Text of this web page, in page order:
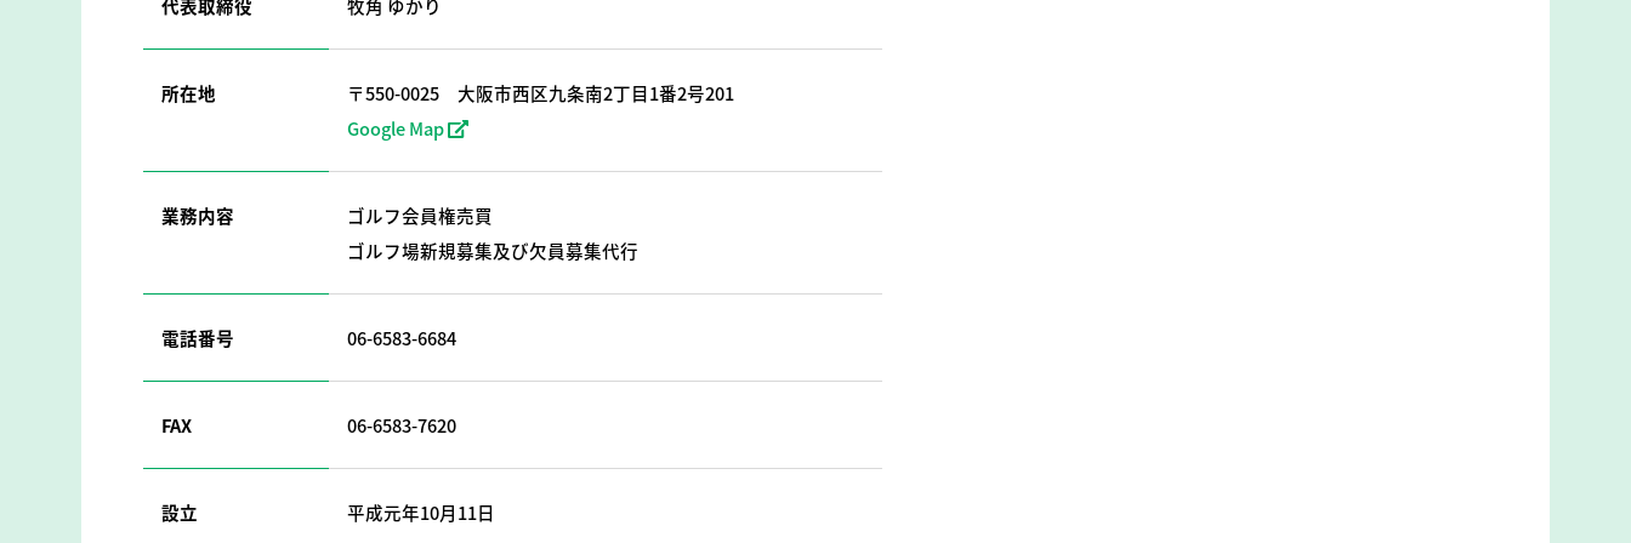
代表取締役 牧角 ゆかり
所在地 〒550-0025 大阪市西区九条南2丁目1番2号201
Google Map
業務内容
ゴルフ会員権売買
ゴルフ場新規募集及び欠員募集代行
電話番号 06-6583-6684
FAX 06-6583-7620
設立 平成元年10月11日